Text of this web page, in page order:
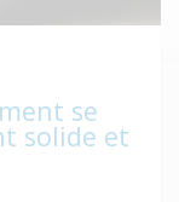
se
solide et